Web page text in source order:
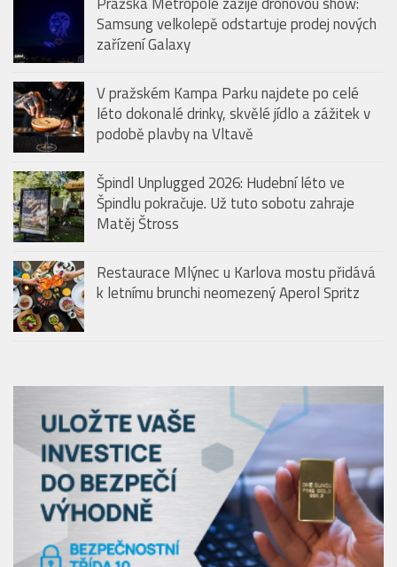
Samsung velkolepě odstartuje prodej nových
zařízení Galaxy
V pražském Kampa Parku najdete po celé
léto dokonalé drinky, skvělé jídlo a zážitek v
podobě plavby na Vltavě
Špindl Unplugged 2026: Hudební léto ve
Špindlu pokračuje. Už tuto sobotu zahraje
Matěj Štross
Restaurace Mlýnec u Karlova mostu přidává
k letnímu brunchi neomezený Aperol Spritz